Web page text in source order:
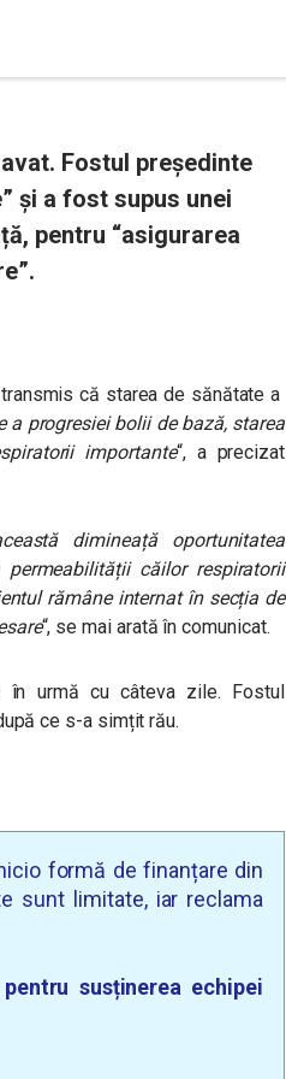
Fostul președinte
și a fost supus unei
pentru “asigurarea
că starea de sănătate a
a progresiei bolii de bază, starea
importante“, a precizat
dimineață oportunitatea
căilor respiratorii
rămâne internat în secția de
“, se mai arată în comunicat.
în urmă cu câteva zile. Fostul
ce s-a simțit rău.
formă de finanțare din
sunt limitate, iar reclama
susținerea echipei